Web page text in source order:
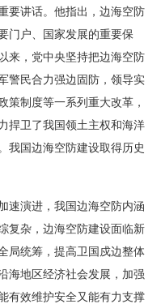
讲话。他指出，边海空防
门户、国家发展的重要保
来，党中央坚持把边海空防
警民合力强边固防，领导实
策制度等一系列重大改革，
捍卫了我国领土主权和海洋
我国边海空防建设取得历史
演进，我国边海空防内涵
复杂，边海空防建设面临新
局统筹，提高卫国戍边整体
海地区经济社会发展，加强
有效维护安全又能有力支撑